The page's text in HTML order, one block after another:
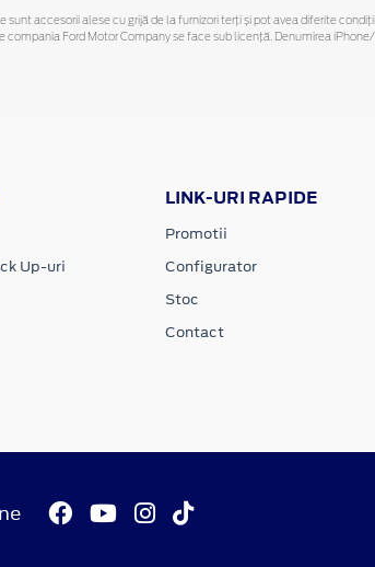
sunt accesorii alese cu grijă de la furnizori terți și pot avea diferite
compania Ford Motor Company se face sub licență. Denumirea
Up-uri
LINK-URI RAPIDE
Promotii
Configurator
Stoc
Contact